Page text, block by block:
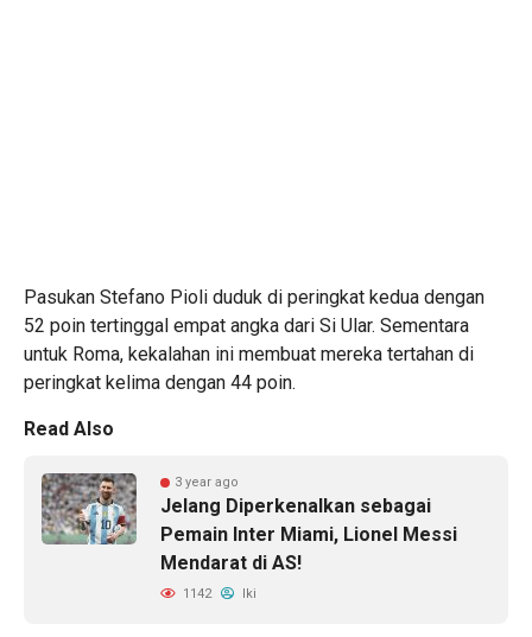
Pasukan Stefano Pioli duduk di peringkat kedua dengan
52 poin tertinggal empat angka dari Si Ular. Sementara
untuk Roma, kekalahan ini membuat mereka tertahan di
peringkat kelima dengan 44 poin.
Read Also
3 year ago
Jelang Diperkenalkan sebagai
Pemain Inter Miami, Lionel Messi
Mendarat di AS!
1142 Iki